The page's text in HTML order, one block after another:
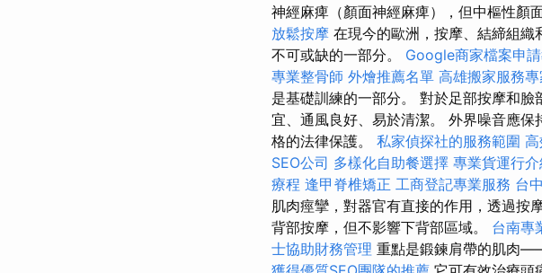
神經麻痺（顏面神經麻痺），但中樞性顏
放鬆按摩 在現今的歐洲，按摩、結締組織
不可或缺的一部分。 Google商家檔案申
專業整骨師 外燴推薦名單 高雄搬家服務專
是基礎訓練的一部分。 對於足部按摩和
宜、通風良好、易於清潔。 外界噪音應
格的法律保護。 私家偵探社的服務範圍
SEO公司 多樣化自助餐選擇 專業貨運行介
療程 逢甲脊椎矯正 工商登記專業服務 台
肌肉痙攣，對器官有直接的作用，透過按
背部按摩，但不影響下背部區域。 台南專
士協助財務管理 重點是鍛鍊肩帶的肌肉